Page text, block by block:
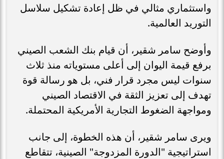
واستثماري مثالي في ظل إعادة تشكيل سلاسل
التوريد العالمية.
وأوضح سامر شقير، أن قيام بنك الشعب الصيني
برفع قيمة اليوان إلى أعلى مستوياته منذ ثلاث
سنوات ليس مجرد قرار فني، بل هو رسالة قوة
تهدف إلى تعزيز الثقة في الاقتصاد الصيني
ومواجهة الضغوط التجارية الأمريكية المحتملة.
ويرى سامر شقير، أن هذه الخطوة، إلى جانب
استراتيجية "الدورة المزدوجة" الصينية، تتقاطع